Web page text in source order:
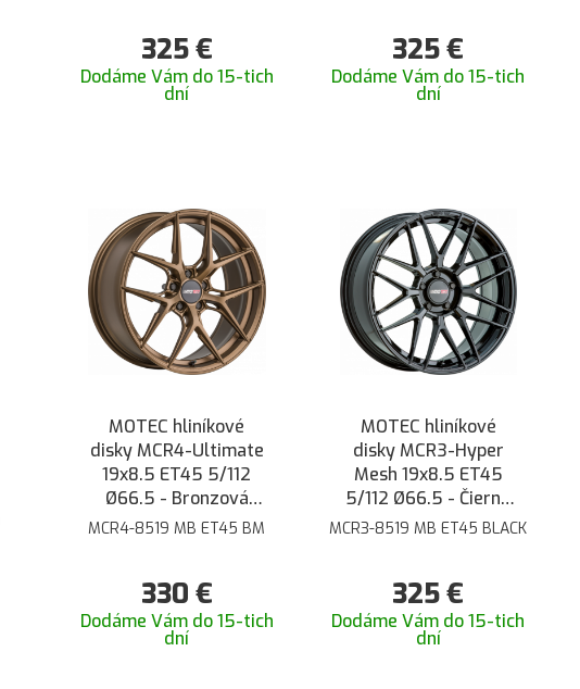
325€
Dodáme Vám do 15-tich
dní
325€
Dodáme Vám do 15-tich
dní
MOTEC hliníkové
disky MCR4-Ultimate
19x8.5 ET45 5/112
Ø66.5 - Bronzová
matná
MCR4-8519 MB ET45 BM
330 €
Dodáme Vám do 15-tich
dní
MOTEC hliníkové
disky MCR3-Hyper
Mesh 19x8.5 ET45
5/112 Ø66.5 - Čierna
lesklá
MCR3-8519 MB ET45 BLACK
325€
Dodáme Vám do 15-tich
dní